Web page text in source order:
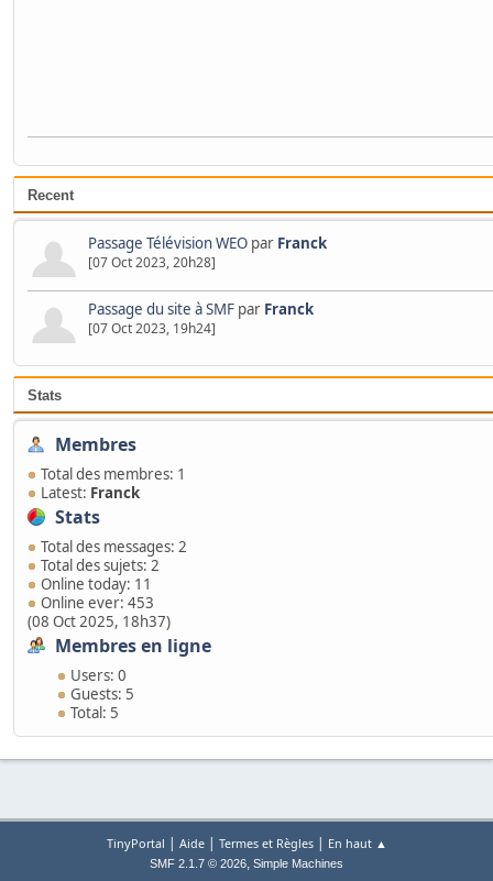
Recent
Passage Télévision WEO par Franck
[07 Oct 2023, 20h28]
Passage du site à SMF par Franck
[07 Oct 2023, 19h24]
Stats
Membres
Total des membres: 1
Latest: Franck
Stats
Total des messages: 2
Total des sujets: 2
Online today: 11
Online ever: 453
(08 Oct 2025, 18h37)
Membres en ligne
Users: 0
Guests: 5
Total: 5
TinyPortal | Aide| Termes et Règles| En haut ▲
SMF 2.1.7 © 2026, Simple Machines